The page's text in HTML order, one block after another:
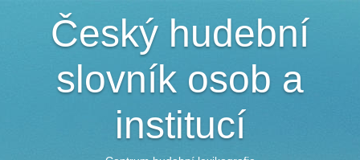
Český hudební
slovník osob a
institucí